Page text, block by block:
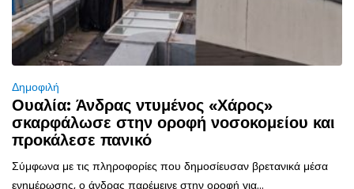
Δημοφιλή
Ουαλία: Άνδρας ντυμένος «Χάρος»
σκαρφάλωσε στην οροφή νοσοκομείου και
προκάλεσε πανικό
Σύμφωνα με τις πληροφορίες που δημοσίευσαν βρετανικά μέσα
ενημέρωσης, ο άνδρας παρέμεινε στην οροφή για...